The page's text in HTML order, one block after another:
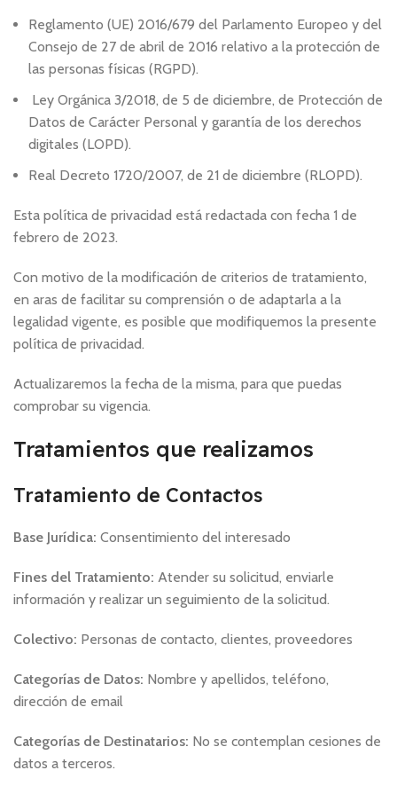
Reglamento (UE) 2016/679 del Parlamento Europeo y del
Consejo de 27 de abril de 2016 relativo a la protección de
las personas físicas (RGPD).
Ley Orgánica 3/2018, de 5 de diciembre, de Protección de
Datos de Carácter Personal y garantía de los derechos
digitales (LOPD).
Real Decreto 1720/2007, de 21 de diciembre (RLOPD).
Esta política de privacidad está redactada con fecha 1 de
febrero de 2023.
Con motivo de la modificación de criterios de tratamiento,
en aras de facilitar su comprensión o de adaptarla a la
legalidad vigente, es posible que modifiquemos la presente
política de privacidad.
Actualizaremos la fecha de la misma, para que puedas
comprobar su vigencia.
Tratamientos que realizamos
Tratamiento de Contactos
Base Jurídica: Consentimiento del interesado
Fines del Tratamiento: Atender su solicitud, enviarle
información y realizar un seguimiento de la solicitud.
Colectivo: Personas de contacto, clientes, proveedores
Categorías de Datos: Nombre y apellidos, teléfono,
dirección de email
Categorías de Destinatarios: No se contemplan cesiones de
datos a terceros.